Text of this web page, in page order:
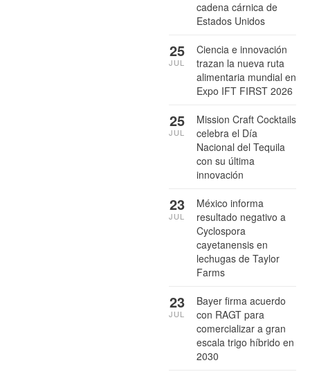
cadena cárnica de
Estados Unidos
Ciencia e innovación
trazan la nueva ruta
alimentaria mundial en
Expo IFT FIRST 2026
25
JUL
Mission Craft Cocktails
celebra el Día
Nacional del Tequila
con su última
innovación
25
JUL
México informa
resultado negativo a
Cyclospora
cayetanensis en
lechugas de Taylor
Farms
23
JUL
Bayer firma acuerdo
con RAGT para
comercializar a gran
escala trigo híbrido en
2030
23
JUL